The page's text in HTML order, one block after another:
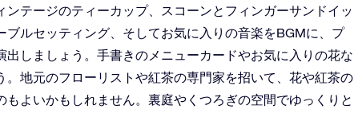
テージのティーカップ、スコーンとフィンガーサンドイッ
ルセッティング、そしてお気に入りの音楽をBGMに、プ
しましょう。手書きのメニューカードやお気に入りの花な
地元のフローリストや紅茶の専門家を招いて、花や紅茶の
よいかもしれません。裏庭やくつろぎの空間でゆっくりと